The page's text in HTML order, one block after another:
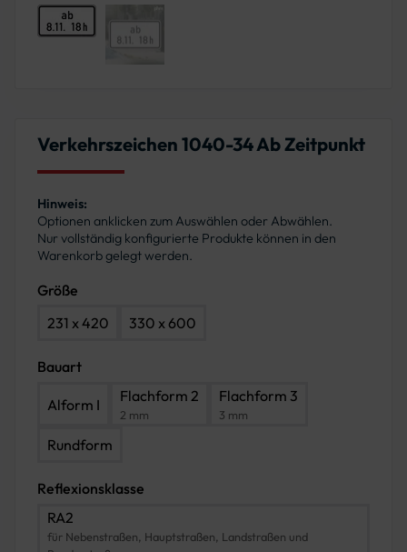
Verkehrszeichen 1040-34 Ab Zeitpunkt
Hinweis:
Optionen anklicken zum Auswählen oder Abwählen.
Nur vollständig konfigurierte Produkte können in den
Warenkorb gelegt werden.
Größe
231 x 420
330 x 600
Bauart
Alform I Flachform 2
2 mm
Flachform 3
3 mm
Rundform
Reflexionsklasse
RA2
für Nebenstraßen, Hauptstraßen, Landstraßen und